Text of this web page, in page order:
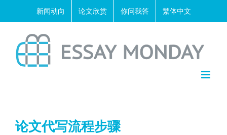
新闻动向 论文欣赏 你问我答 繁体中文
论文代写流程步骤